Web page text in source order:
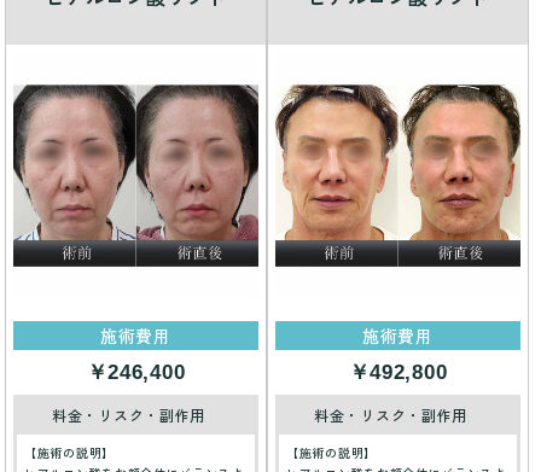
施術費用
￥246,400
料金・リスク・副作用
【施術の説明】
施術費用
￥492,800
料金・リスク・副作用
【施術の説明】